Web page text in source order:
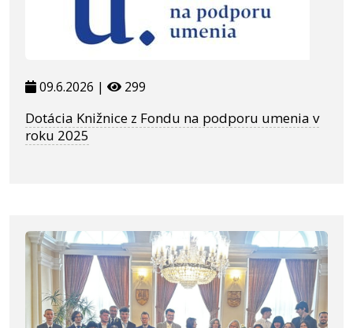
09.6.2026 | 299
Dotácia Knižnice z Fondu na podporu umenia v
roku 2025